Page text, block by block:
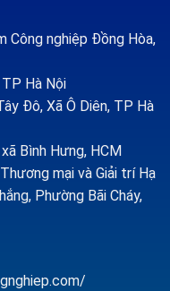
Công nghiệp Đồng Hòa,
TP Hà Nội
Đô, Xã Ô Diên, TP Hà
Bình Hưng, HCM
mại và Giải trí Hạ
Phường Bãi Cháy,